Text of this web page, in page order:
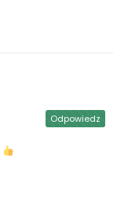
Odpowiedz